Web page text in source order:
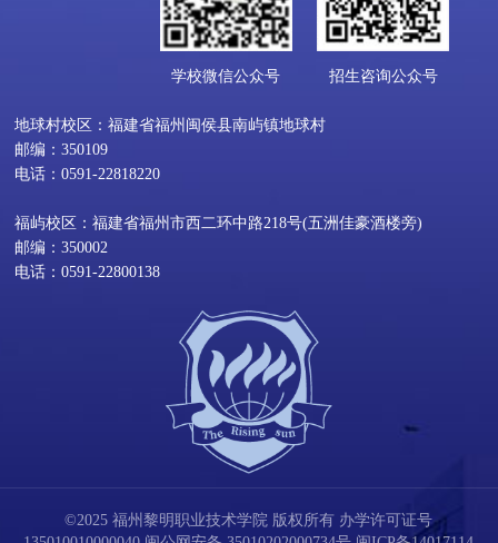
学校微信公众号 招生咨询公众号
地球村校区：福建省福州闽侯县南屿镇地球村
邮编：350109
电话：0591-22818220
福屿校区：福建省福州市西二环中路218号(五洲佳豪酒楼旁)
邮编：350002
电话：0591-22800138
©2025 福州黎明职业技术学院 版权所有 办学许可证号